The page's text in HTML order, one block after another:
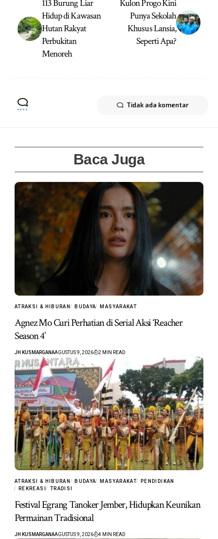
113 Burung Liar
Hidup di Kawasan
Hutan Rakyat
Perbukitan
Menoreh
Kulon Progo Kini
Punya Sekolah
Khusus Lansia,
Seperti Apa?
Tidak ada komentar
Baca Juga
ATRAKSI & HIBURAN BUDAYA MASYARAKAT
Agnez Mo Curi Perhatian di Serial Aksi ‘Reacher
Season 4’
JH KUSMARGANAAGUSTUS 9, 2026 2 MIN READ
ATRAKSI & HIBURAN BUDAYA MASYARAKAT
PENDIDIKAN
REKREASI
TRADISI
Festival Egrang Tanoker Jember, Hidupkan Keunikan
Permainan Tradisional
JH KUSMARGANAAGUSTUS 9, 2026 4 MIN READ